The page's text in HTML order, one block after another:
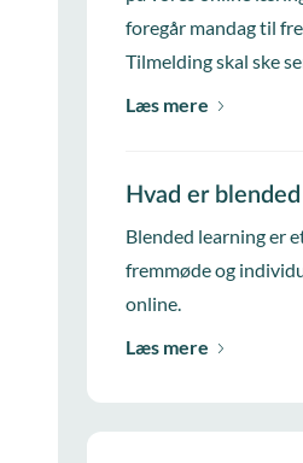
foregår mandag til
Tilmelding skal ske
Læs mere
Hvad er
Blended learning er
fremmøde og
online.
Læs mere